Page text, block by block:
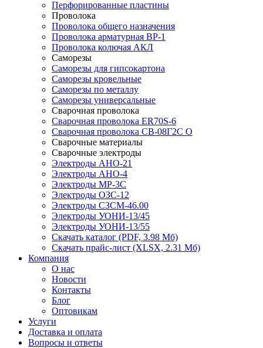
Перфорированные пластины
Проволока
Проволока общего назначения
Проволока арматурная ВР-1
Проволока колючая АКЛ
Саморезы
Саморезы для гипсокартона
Саморезы кровельные
Саморезы по металлу
Саморезы универсальные
Сварочная проволока
Сварочная проволока ER70S-6
Сварочная проволока СВ-08Г2С О
Сварочные материалы
Сварочные электроды
Электроды АНО-21
Электроды АНО-4
Электроды МР-3С
Электроды ОЗС-12
Электроды СЗСМ-46.00
Электроды УОНИ-13/45
Электроды УОНИ-13/55
Скачать каталог (PDF, 3.98 Мб)
Скачать прайс-лист (XLSX, 2.31 Мб)
Компания
О нас
Новости
Контакты
Блог
Оптовикам
Услуги
Доставка и оплата
Вопросы и ответы